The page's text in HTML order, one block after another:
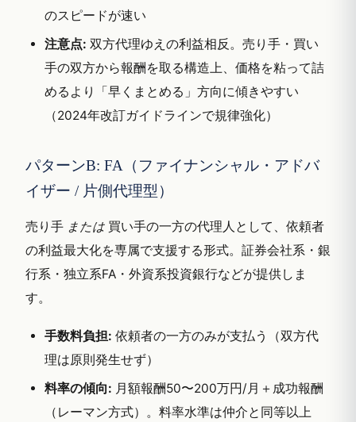
のスピードが速い
注意点: 双方代理ゆえの利益相反。売り手・買い
手の双方から報酬を取る構造上、価格を粘って詰
めるより「早くまとめる」方向に傾きやすい
（2024年改訂ガイドラインで規律強化）
パターンB: FA（ファイナンシャル・アドバ
イザー / 片側代理型）
売り手 または 買い手の一方の代理人として、依頼者
の利益最大化を専属で支援する形式。証券会社系・銀
行系・独立系FA・外資系投資銀行などが提供しま
す。
手数料負担: 依頼者の一方のみが支払う（双方代
理は原則発生せず）
料率の傾向: 月額報酬50〜200万円/月＋成功報酬
（レーマン方式）。料率水準は仲介と同等以上